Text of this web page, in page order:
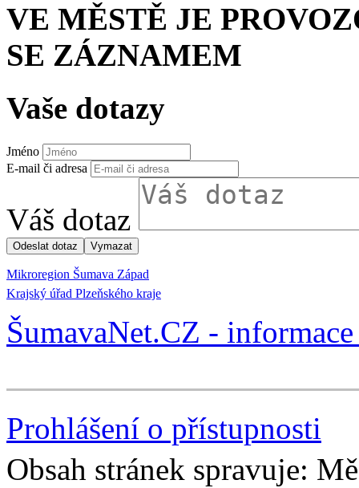
VE MĚSTĚ JE
SE ZÁZNAMEM
Vaše dotazy
Jméno
E-mail či adresa
Váš dotaz
Mikroregion Šumava Západ
Krajský úřad Plzeňského kraje
ŠumavaNet.CZ -
Prohlášení o přístupnosti
Obsah stránek spravuje: